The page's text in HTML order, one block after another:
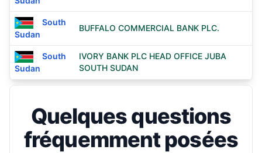
South
Sudan
BUFFALO COMMERCIAL BANK PLC.
South
Sudan
IVORY BANK PLC HEAD OFFICE JUBA
SOUTH SUDAN
Quelques questions
fréquemment posées